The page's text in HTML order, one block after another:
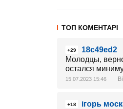
ТОП КОМЕНТАРІ
+29
18c49ed2
Молодцы,
остался
15.07.2023 15:46
+18
ігорь